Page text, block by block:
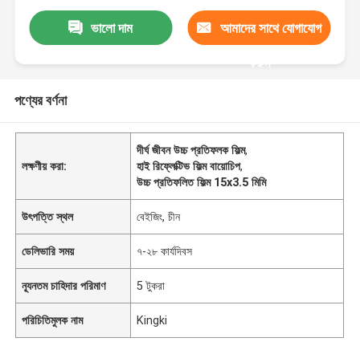
ভালো দাম আমাদের সাথে যোগাযোগ
করুন
পণ্যের বর্ণনা
লক্ষণীয় করা:
দীর্ঘ জীবন উচ্চ প্রতিফলক ফিল্ম,
হাই রিফ্লেক্টিভ ফিল্ম বায়োচিপ,
উচ্চ প্রতিফলিত ফিল্ম 15x3.5 মিমি
উৎপত্তি স্থল বেইজিং, চীন
ডেলিভারি সময় ৭-২৮ কার্যদিবস
ন্যূনতম চাহিদার পরিমাণ 5 টুকরা
পরিচিতিমুলক নাম Kingki